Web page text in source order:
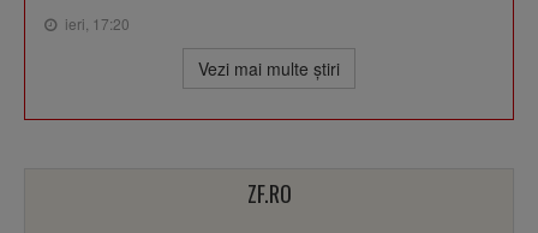
ieri, 17:20
Vezi mai multe ştiri
ZF.RO